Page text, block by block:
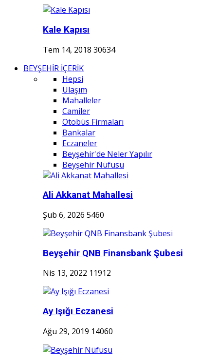
Kale Kapısı
Tem 14, 2018 30634
BEYŞEHİR İÇERİK
Hepsi
Ulaşım
Mahalleler
Camiler
Otobüs Firmaları
Bankalar
Eczaneler
Beyşehir'de Neler Yapılır
Beyşehir Nüfusu
Ali Akkanat Mahallesi
Şub 6, 2026 5460
Beyşehir QNB Finansbank Şubesi
Nis 13, 2022 11912
Ay Işığı Eczanesi
Ağu 29, 2019 14060